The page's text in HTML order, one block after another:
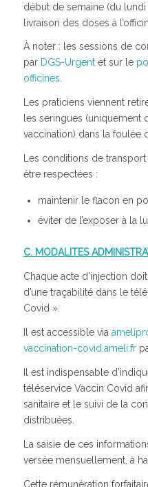
début de semaine (du
livraison des doses à
À noter : les sessions de
par DGS-Urgentet sur le
officines.
Les praticiens viennent
les seringues (uniquement
vaccination) dans la foulée
Les conditions de
être respectées :
maintenir le flacon en
éviter de l’exposer à la
C. MODALITES
Chaque acte d’injection
d’une traçabilité dans le
Covid ».
Il est accessible via
vaccination-covid.ameli.fr
Il est indispensable
téléservice Vaccin Covid
sanitaire et le suivi de la
distribuées.
La saisie de ces
versée mensuellement, à
Cette rémunération